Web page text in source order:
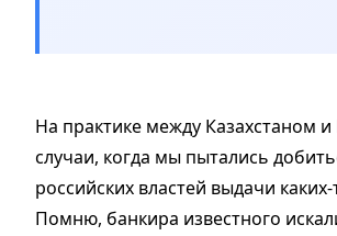
На практике между Казахстаном
случаи, когда мы пытались
российских властей выдачи
Помню, банкира известного